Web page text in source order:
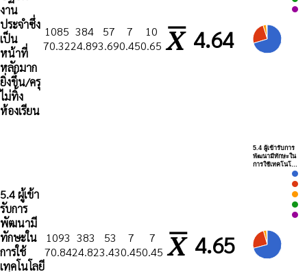
งาน
ประจำซึ่ง
เป็น
หน้าที่
หลักมาก
ยิ่งขึ้น/ครุ
ไม่ทิ้ง
ห้องเรียน
1085
70.32
384
24.89
57
3.69
7
0.45
10
0.65
4.64
5.4 ผู้เข้า
รับการ
พัฒนามี
ทักษะใน
การใช้
เทคโนโลยี
1093
70.84
383
24.82
53
3.43
7
0.45
7
0.45
4.65
5.4 ผู้เข้ารับการ
พัฒนามีทักษะใน
การใช้เทคโนโ…